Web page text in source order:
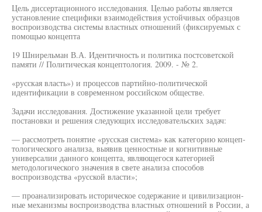
Цель диссертационного исследования. Целью работы является
установление специфики взаимодействия устойчивых образцов
воспроизводства системы властных отношений (фиксируемых с
помощью концепта
19 Шнирельман В.А. Идентичность и политика постсоветской
памяти // Политическая концептология. 2009. - № 2.
«русская власть») и процессов партийно-политической
идентификации в современном российском обществе.
Задачи исследования. Достижение указанной цели требует
постановки и решения следующих исследовательских задач:
— рассмотреть понятие «русская система» как категорию концеп-
тологического анализа, выявив ценностные и когнитивные
универсалии данного концепта, являющегося категорией
методологического значения в свете анализа способов
воспроизводства «русской власти»;
— проанализировать историческое содержание и цивилизацион-
ные механизмы воспроизводства властных отношений в России, а